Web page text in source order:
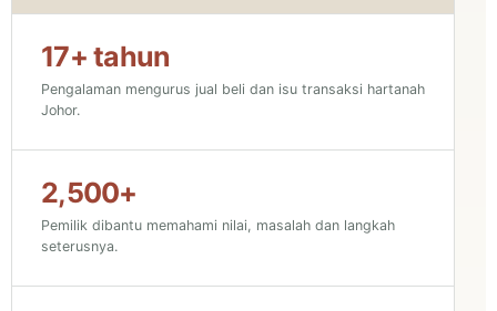
17+ tahun
Pengalaman mengurus jual beli dan isu transaksi hartanah
Johor.
2,500+
Pemilik dibantu memahami nilai, masalah dan langkah
seterusnya.